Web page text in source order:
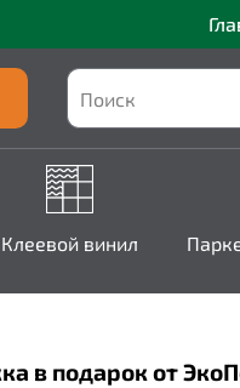
Клеевой винил
в подарок от